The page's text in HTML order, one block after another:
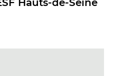
Hauts-de-Seine